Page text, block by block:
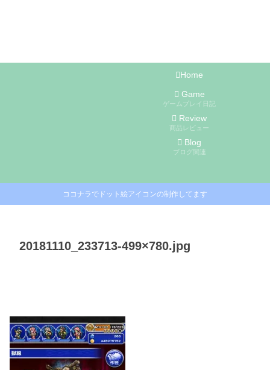
Home
Game
ゲームプレイ日記
Review
商品レビュー
Blog
ブログ関連
ココナラでドット絵アイコンの制作してます
20181110_233713-499×780.jpg